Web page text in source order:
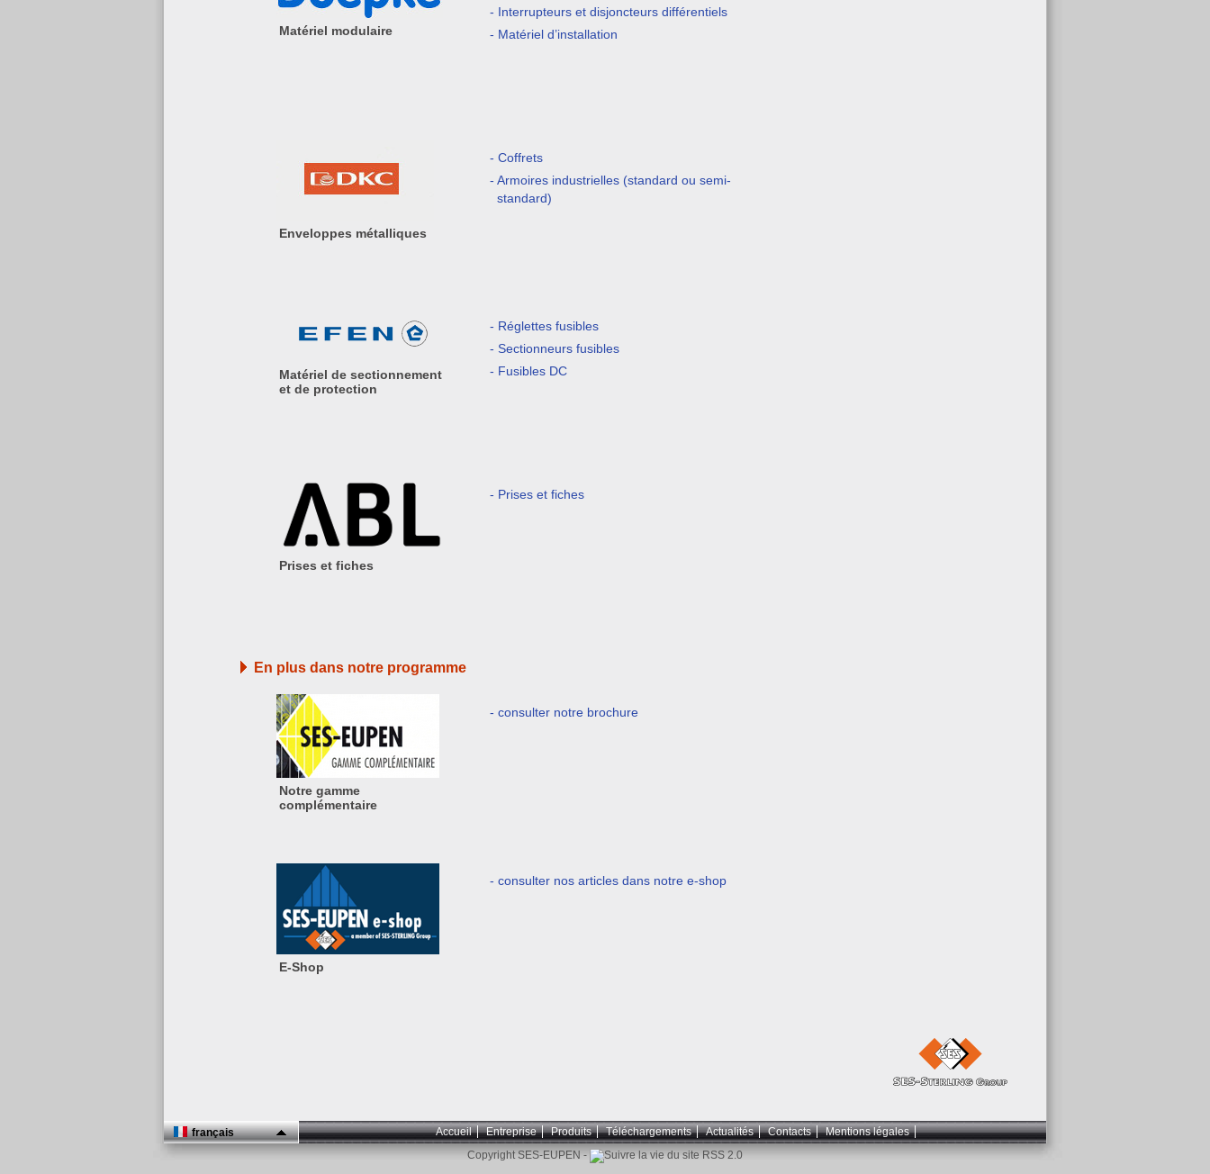
Matériel modulaire
- Interrupteurs et disjoncteurs différentiels
- Matériel d’installation
Enveloppes métalliques
- Coffrets
- Armoires industrielles (standard ou semi-
standard)
Matériel de sectionnement
et de protection
- Réglettes fusibles
- Sectionneurs fusibles
- Fusibles DC
Prises et fiches
- Prises et fiches
En plus dans notre programme
Notre gamme
complémentaire
- consulter notre brochure
E-Shop
- consulter nos articles dans notre e-shop
français Accueil Entreprise Produits Téléchargements Actualités Contacts
Mentions légales
Copyright SES-EUPEN -
RSS 2.0